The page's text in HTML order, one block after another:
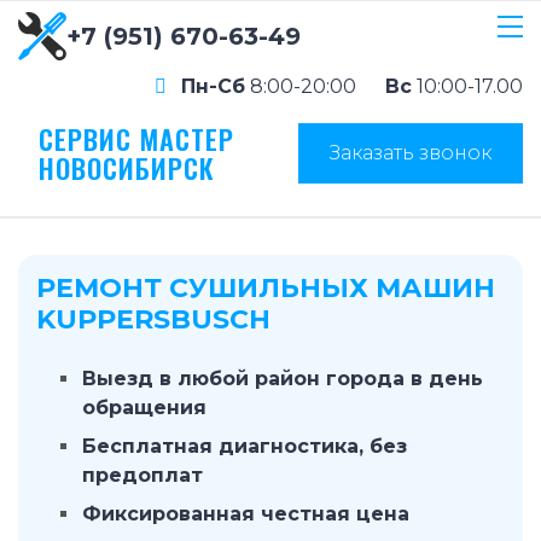
+7 (951) 670-63-49
Пн-Сб 8:00-20:00 Вс 10:00-17.00
СЕРВИС МАСТЕР
НОВОСИБИРСК Заказать звонок
РЕМОНТ СУШИЛЬНЫХ МАШИН
KUPPERSBUSCH
Выезд в любой район города в день
обращения
Бесплатная диагностика, без
предоплат
Фиксированная честная цена